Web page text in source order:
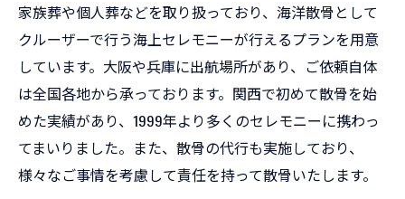
家族葬や個人葬などを取り扱っており、海洋散骨として
クルーザーで行う海上セレモニーが行えるプランを用意
しています。大阪や兵庫に出航場所があり、ご依頼自体
は全国各地から承っております。関西で初めて散骨を始
めた実績があり、1999年より多くのセレモニーに携わっ
てまいりました。また、散骨の代行も実施しており、
様々なご事情を考慮して責任を持って散骨いたします。